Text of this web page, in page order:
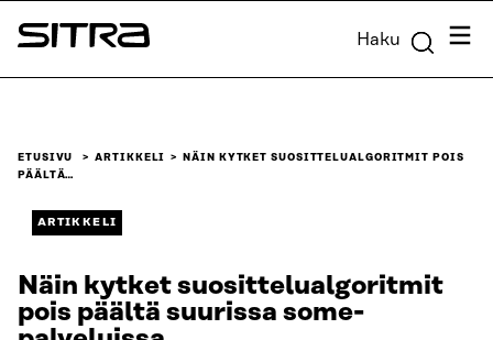
Siirry
suoraan
Sitra Haku
ETUSIVU ARTIKKELI
NÄIN KYTKET SUOSITTELUALGORITMIT POIS
PÄÄLTÄ…
ARTIKKELI
Näin kytket suosittelualgoritmit
pois päältä suurissa some-